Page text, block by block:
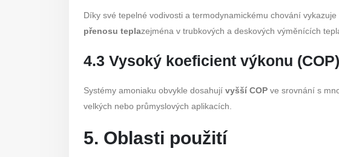
Díky své tepelné vodivosti a termodynamickému chování
přenosu teplazejména v trubkových a deskových výměnících
4.3 Vysoký koeficient výkonu (COP)
Systémy amoniaku obvykle dosahují vyšší COP ve srovnání s
velkých nebo průmyslových aplikacích.
5. Oblasti použití